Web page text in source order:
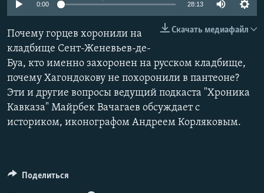
Все сайты РСЕ/РС
0:00 28:13
Скачать медиафайл
Почему горцев хоронили на
кладбище Сент-Женевьев-де-
Буа, кто именно захоронен на русском кладбище,
почему Хагондокову не похоронили в пантеоне?
Эти и другие вопросы ведущий подкаста "Хроника
Кавказа" Майрбек Вачагаев обсуждает с
историком, иконографом Андреем Корляковым.
Поделиться